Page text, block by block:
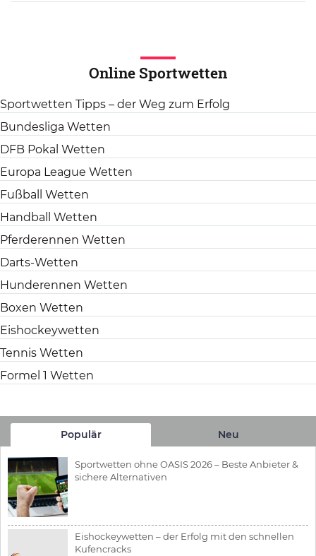
Online Sportwetten
Sportwetten Tipps – der Weg zum Erfolg
Bundesliga Wetten
DFB Pokal Wetten
Europa League Wetten
Fußball Wetten
Handball Wetten
Pferderennen Wetten
Darts-Wetten
Hunderennen Wetten
Boxen Wetten
Eishockeywetten
Tennis Wetten
Formel 1 Wetten
Populär Neu
Sportwetten ohne OASIS 2026 – Beste Anbieter &
sichere Alternativen
Eishockeywetten – der Erfolg mit den schnellen
Kufencracks